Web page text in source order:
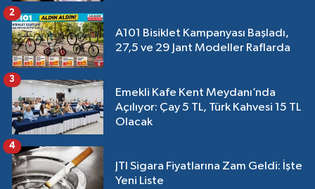
A101 Bisiklet Kampanyası Başladı,
27,5 ve 29 Jant Modeller Raflarda
2
Emekli Kafe Kent Meydanı’nda
Açılıyor: Çay 5 TL, Türk Kahvesi 15 TL
Olacak
3
JTI Sigara Fiyatlarına Zam Geldi: İşte
Yeni Liste
4